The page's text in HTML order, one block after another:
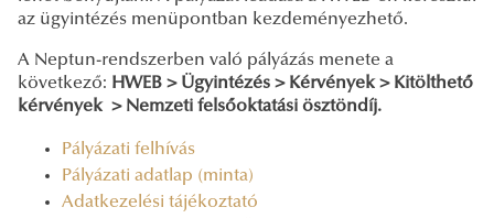
az ügyintézés menüpontban kezdeményezhető.
A Neptun-rendszerben való pályázás menete a
következő: HWEB > Ügyintézés > Kérvények > Kitölthető
kérvények > Nemzeti felsőoktatási ösztöndíj.
Pályázati felhívás
Pályázati adatlap (minta)
Adatkezelési tájékoztató